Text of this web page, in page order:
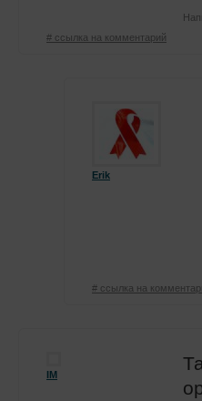
# ссылка на комментарий
Erik
# ссылка на
IM